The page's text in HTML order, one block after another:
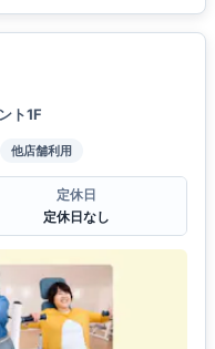
ト1F
他店舗利用
定休日
定休日なし